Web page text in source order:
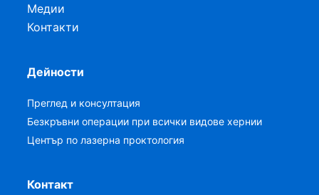
Медии
Контакти
Дейности
Преглед и консултация
Безкръвни операции при всички видове хернии
Център по лазерна проктология
Контакт